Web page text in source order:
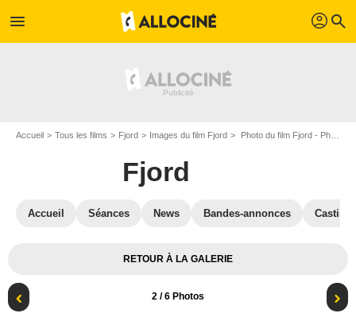
menu profil search
Accueil Tous les films Fjord Images du film Fjord Photo du film Fjord - Photo 2
Fjord
Accueil Séances News Bandes-annonces Casting
RETOUR À LA GALERIE
2 / 6 Photos